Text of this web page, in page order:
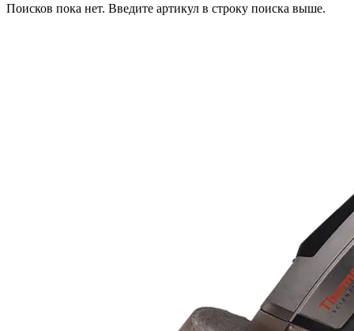
Поисков пока нет. Введите артикул в строку поиска выше.